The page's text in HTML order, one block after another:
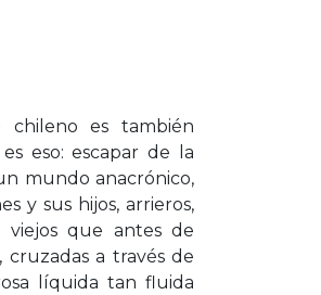
es también
eso: escapar de la
mundo anacrónico,
y sus hijos, arrieros,
viejos que antes de
a través de
líquida tan fluida